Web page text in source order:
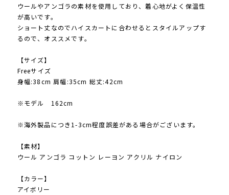
ウールやアンゴラの素材を使用しており、着心地がよく保温性
が高いです。
ショート丈なのでハイスカートに合わせるとスタイルアップす
るので、オススメです。
【サイズ】
Freeサイズ
身幅:38cm 肩幅:35cm 総丈:42cm
※モデル 162cm
※海外製品につき1-3cm程度誤差がある場合がございます。
【素材】
ウール アンゴラ コットン レーヨン アクリル ナイロン
【カラー】
アイボリー